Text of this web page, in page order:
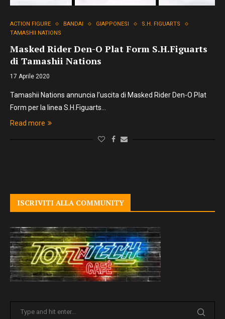
ACTION FIGURE BANDAI GIAPPONESI
S.H. FIGUARTS
TAMASHII NATIONS
Masked Rider Den-O Plat Form S.H.Figuarts
di Tamashii Nations
17 Aprile 2020
Tamashii Nations annuncia l’uscita di Masked Rider Den-O Plat
Form per la linea S.H.Figuarts…
Read more
ISCRIVITI ALLA COMMUNITY